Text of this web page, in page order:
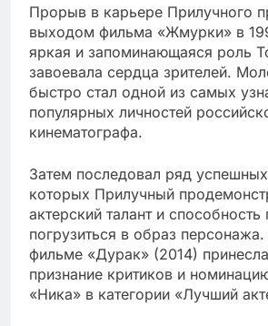
Прорыв в карьере Прилучного
выходом фильма «Жмурки» в
яркая и запоминающаяся роль
завоевала сердца зрителей.
быстро стал одной из самых
популярных личностей
кинематографа.
Затем последовал ряд
которых Прилучный
актерский талант и
погрузиться в образ
фильме «Дурак» (2014)
признание критиков и
«Ника» в категории «Лучший